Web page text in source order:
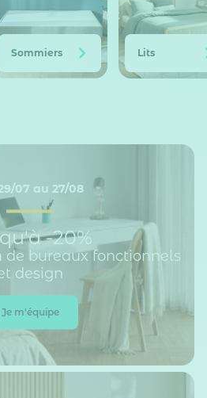
Sommiers Lits
07 au 27/08
-20%
de bureaux fonctionnels
design
Je m'équipe